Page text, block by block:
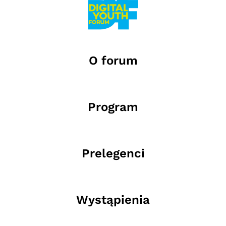
O forum
Program
Prelegenci
Wystąpienia